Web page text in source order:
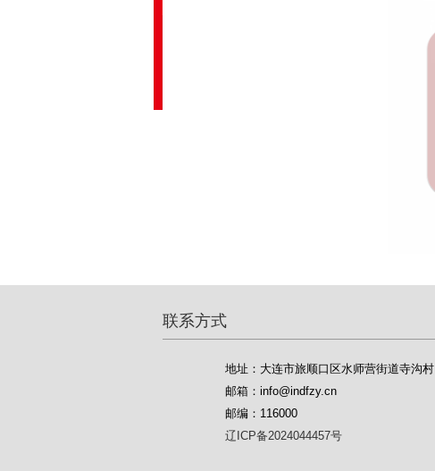
联系方式
地址：大连市旅顺口区水师营街道寺沟村
邮箱：info@indfzy.cn
邮编：116000
辽ICP备2024044457号